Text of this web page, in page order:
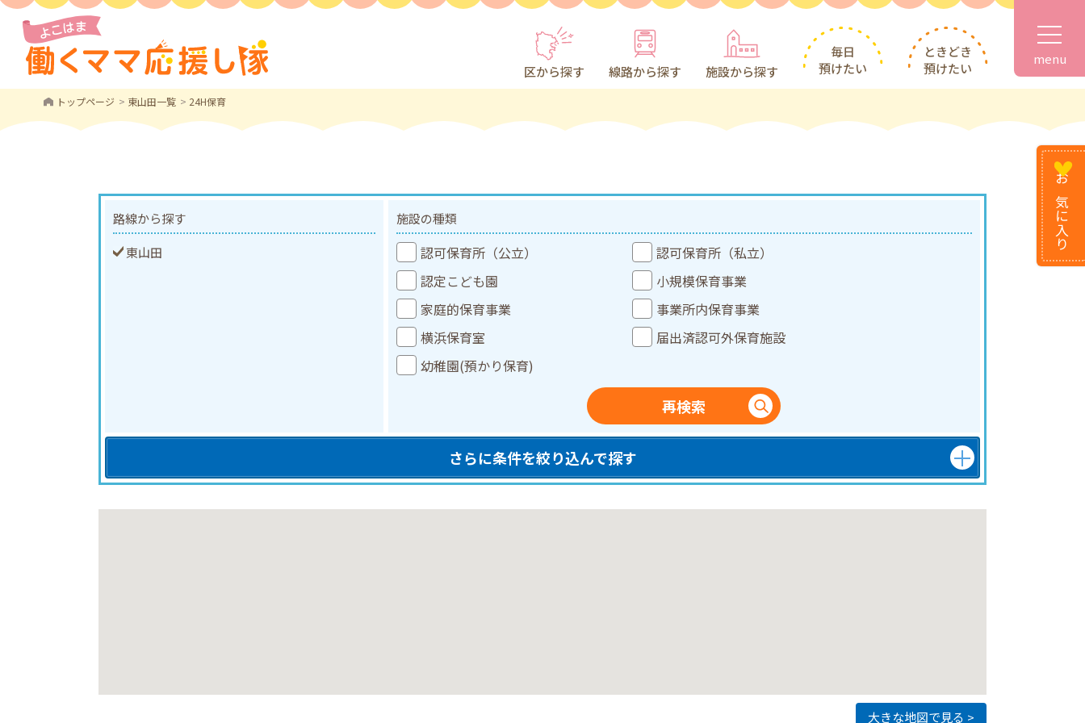
区から探す 線路から探す 施設から探す
毎日
預けたい
ときどき
預けたい
menu
お気に
入り
トップページ 東山田一覧 24H保育
路線から探す
東山田
施設の種類
認可保育所（公立）
認可保育所（私立）
認定こども園
小規模保育事業
家庭的保育事業
事業所内保育事業
横浜保育室
届出済認可外保育施設
幼稚園(預かり保育)
再検索
さらに条件を絞り込んで探す
大きな地図で見る